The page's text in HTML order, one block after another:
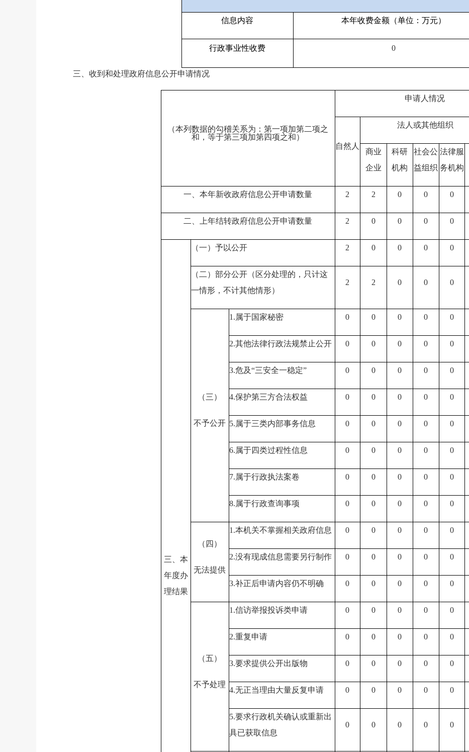
信息内容 本年收费金额（单位：万元）
行政事业性收费 0
三、收到和处理政府信息公开申请情况
（本列数据的勾稽关系为：第一项加第二项之
和，等于第三项加第四项之和）
申请人情况
自然人
法人或其他组织
商业
企业
科研
机构
社会公
益组织
法律服
务机构
一、本年新收政府信息公开申请数量 2 2 0 0 0
二、上年结转政府信息公开申请数量 2 0 0 0 0
三、本
年度办
理结果
（一）予以公开 2 0 0 0 0
（二）部分公开（区分处理的，只计这
一情形，不计其他情形）
2 2 0 0 0
（三）
不予公开
1.属于国家秘密 0 0 0 0 0
2.其他法律行政法规禁止公开 0 0 0 0 0
3.危及“三安全一稳定” 0 0 0 0 0
4.保护第三方合法权益 0 0 0 0 0
5.属于三类内部事务信息 0 0 0 0 0
6.属于四类过程性信息 0 0 0 0 0
7.属于行政执法案卷 0 0 0 0 0
8.属于行政查询事项 0 0 0 0 0
（四）
无法提供
1.本机关不掌握相关政府信息 0 0 0 0 0
2.没有现成信息需要另行制作 0 0 0 0 0
3.补正后申请内容仍不明确 0 0 0 0 0
（五）
不予处理
1.信访举报投诉类申请 0 0 0 0 0
2.重复申请 0 0 0 0 0
3.要求提供公开出版物 0 0 0 0 0
4.无正当理由大量反复申请 0 0 0 0 0
5.要求行政机关确认或重新出
具已获取信息
0 0 0 0 0